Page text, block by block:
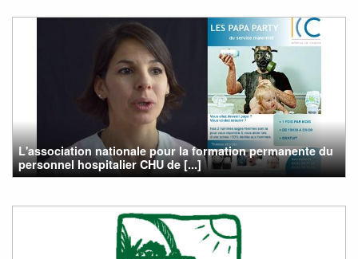
L'association nationale pour la formation permanente du
personnel hospitalier CHU de [...]